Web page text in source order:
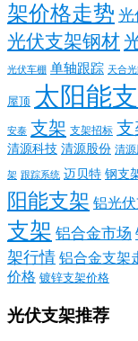
架价格走势 光
光伏支架钢材
光伏车棚 单轴跟踪 天合
屋顶 太阳能
安泰 支架 支架招标 支
清源科技 清源股份 清
架 跟踪系统 迈贝特 钢支
阳能支架 铝光
支架 铝合金市场
架行情 铝合金支架
价格 镀锌支架价格
光伏支架推荐